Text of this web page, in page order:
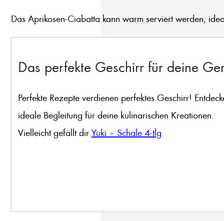
Das Aprikosen-Ciabatta kann warm serviert werden,
Das perfekte Geschirr für deine
Perfekte Rezepte verdienen perfektes Geschirr!
ideale Begleitung für deine kulinarischen Kreationen.
Vielleicht gefällt dir Yuki – Schale 4-tlg